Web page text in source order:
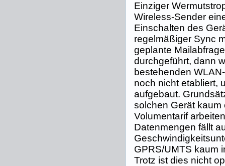
Einziger
Wireless-Sender
Einschalten des
regelmäßiger Sync
geplante
durchgeführt, dann
bestehenden
noch nicht etabliert,
aufgebaut.
solchen Gerät
Volumentarif
Datenmengen fällt
GPRS/UMTS kaum
Trotz ist dies nicht